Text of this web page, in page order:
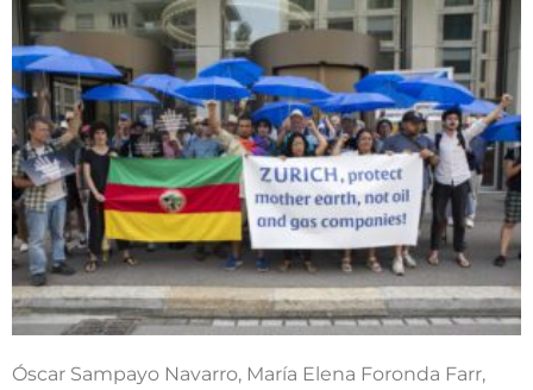
Óscar Sampayo Navarro, María Elena Foronda Farr,